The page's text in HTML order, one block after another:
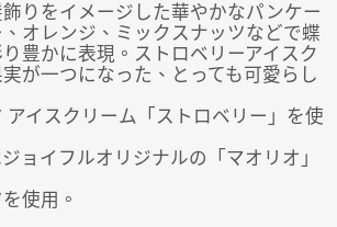
りをイメージした華やかなパンケー
オレンジ、ミックスナッツなどで蝶
豊かに表現。ストロベリーアイスク
が一つになった、とっても可愛らし
イスクリーム「ストロベリー」を使
ョイフルオリジナルの「マオリオ」
使用。